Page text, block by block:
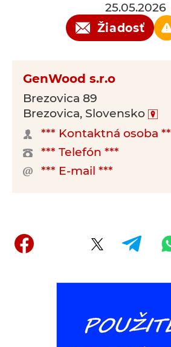
25.05.2026
Žiadosť
GenWood s.r.o
Brezovica 89
Brezovica, Slovensko
*** Kontaktná osoba
*** Telefón ***
*** E-mail ***